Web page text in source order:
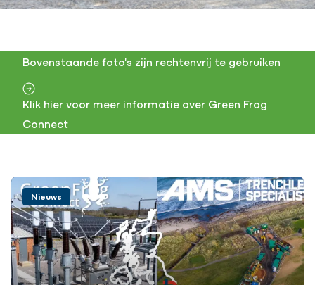
Bovenstaande foto's zijn rechtenvrij te gebruiken
Klik hier voor meer informatie over Green Frog
Connect
Nieuws